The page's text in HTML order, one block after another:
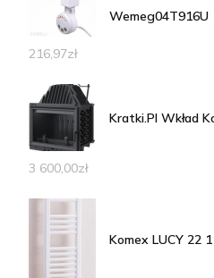
Wemeg04T916U
216,97zł
Kratki.Pl Wkład
3 600,00zł
Komex LUCY 22